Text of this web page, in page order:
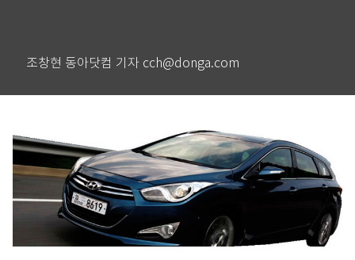
조창현 동아닷컴 기자 cch@donga.com